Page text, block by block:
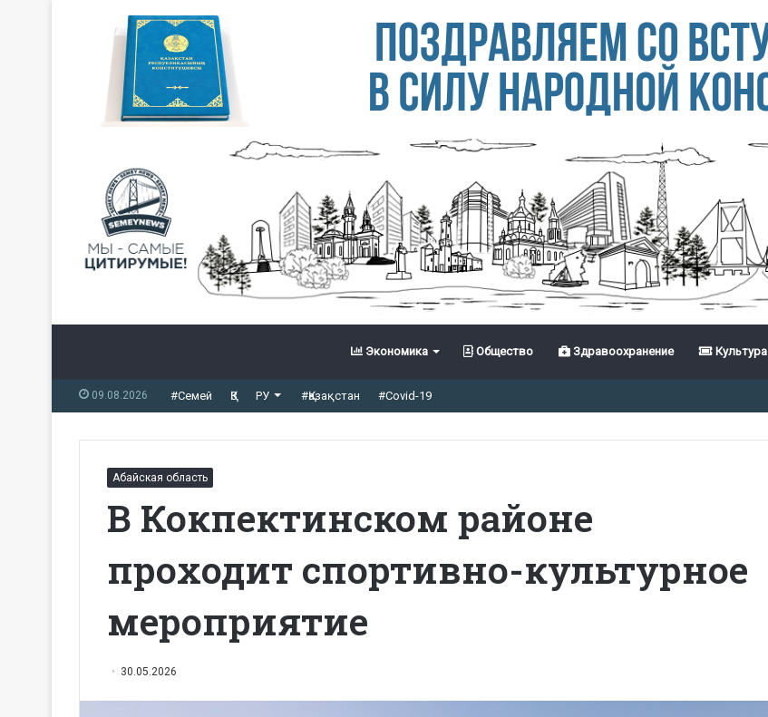
Экономика Общество Здравоохранение Культура
09.08.2026 #Семей ҚЗ РУ #Қазақстан #Covid-19
Абайская область
В Кокпектинском районе
проходит спортивно-культурное
мероприятие
30.05.2026